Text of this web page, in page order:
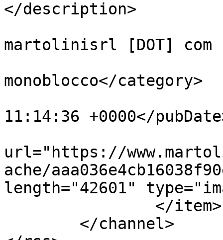
</description>
martolinisrl [DOT]
monoblocco</category>
11:14:36 +0000</
url="https://
ache/
length="42601"